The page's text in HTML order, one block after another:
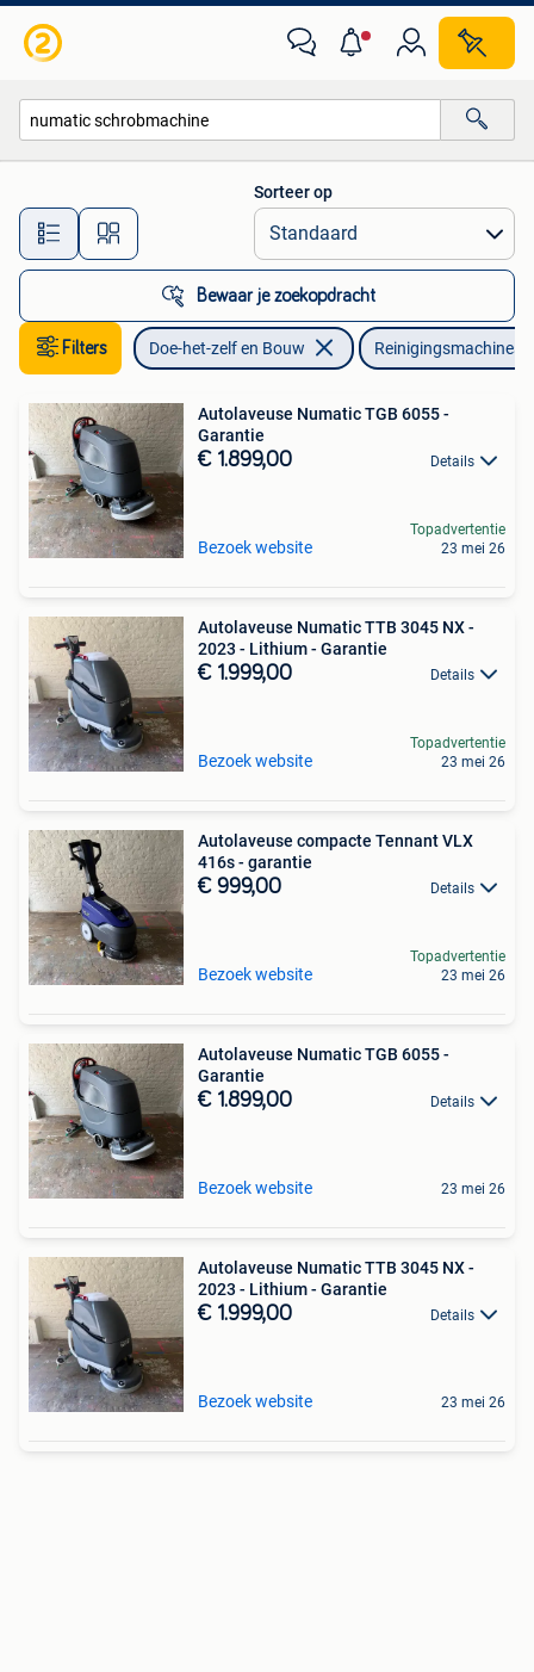
Alle afstanden…
Sorteer op
Bewaar je zoekopdracht
Filters Doe-het-zelf en Bouw Reinigingsmachines
Autolaveuse Numatic TGB 6055 -
Garantie
€ 1.899,00 Details
Bezoek website
Topadvertentie
23 mei 26
Autolaveuse Numatic TTB 3045 NX -
2023 - Lithium - Garantie
€ 1.999,00 Details
Bezoek website
Topadvertentie
23 mei 26
Autolaveuse compacte Tennant VLX
416s - garantie
€ 999,00 Details
Bezoek website
Topadvertentie
23 mei 26
Autolaveuse Numatic TGB 6055 -
Garantie
€ 1.899,00 Details
Bezoek website 23 mei 26
Autolaveuse Numatic TTB 3045 NX -
2023 - Lithium - Garantie
€ 1.999,00 Details
Bezoek website 23 mei 26